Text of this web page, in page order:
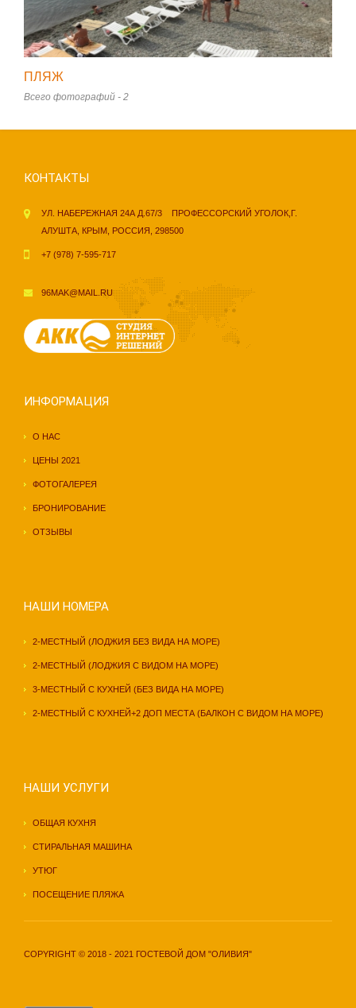
ПЛЯЖ
Всего фотографий - 2
КОНТАКТЫ
УЛ. НАБЕРЕЖНАЯ 24А Д.67/3 ПРОФЕССОРСКИЙ УГОЛОК,Г.
АЛУШТА, КРЫМ, РОССИЯ, 298500
+7 (978) 7-595-717
96MAK@MAIL.RU
ИНФОРМАЦИЯ
О НАС
ЦЕНЫ 2021
ФОТОГАЛЕРЕЯ
БРОНИРОВАНИЕ
ОТЗЫВЫ
НАШИ НОМЕРА
2-МЕСТНЫЙ (ЛОДЖИЯ БЕЗ ВИДА НА МОРЕ)
2-МЕСТНЫЙ (ЛОДЖИЯ С ВИДОМ НА МОРЕ)
3-МЕСТНЫЙ С КУХНЕЙ (БЕЗ ВИДА НА МОРЕ)
2-МЕСТНЫЙ С КУХНЕЙ+2 ДОП МЕСТА (БАЛКОН С ВИДОМ НА МОРЕ)
НАШИ УСЛУГИ
ОБЩАЯ КУХНЯ
СТИРАЛЬНАЯ МАШИНА
УТЮГ
ПОСЕЩЕНИЕ ПЛЯЖА
COPYRIGHT © 2018 - 2021 ГОСТЕВОЙ ДОМ "ОЛИВИЯ"